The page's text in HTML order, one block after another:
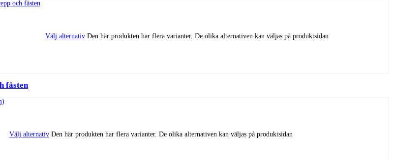
Välj alternativ Den här produkten har flera varianter. De olika alternativen kan väljas på produktsidan
fästen
Välj alternativ Den här produkten har flera varianter. De olika alternativen kan väljas på produktsidan